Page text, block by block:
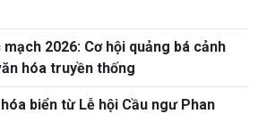
2026: Cơ hội quảng bá cảnh
hóa truyền thống
biển từ Lễ hội Cầu ngư Phan